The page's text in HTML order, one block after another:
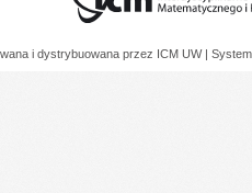
i dystrybuowana przez ICM UW |